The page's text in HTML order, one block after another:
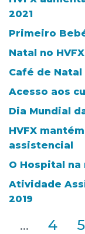
2021
Primeiro
Natal no HVFX
Café de
Acesso aos
Dia Mundial
HVFX
assistencial
O Hospital na
Atividade
2019
... 4 5